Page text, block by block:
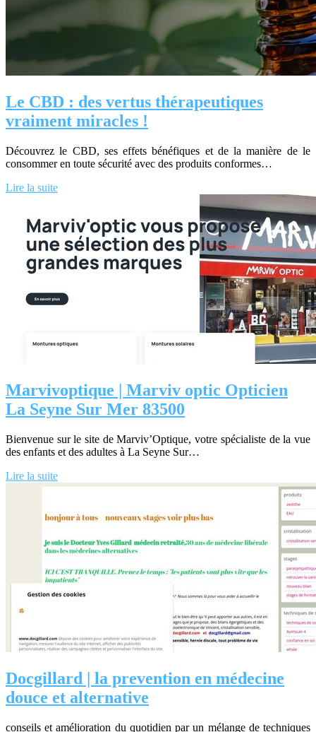
Le CBD : des vertus thérapeutiques
vraiment miracles !
Découvrez le CBD, ses effets bénéfiques et de la manière de le
consommer en toute sécurité avec des produits conformes…
Lire la suite
Mar­vivop­ti­que | Marviv optic Opticien
La Seyne Sur Mer 83500
Bienvenue sur le site de Marviv’Optique, votre spécialiste de la vue
des enfants et des adultes à La Seyne Sur…
Lire la suite
Docgillard | la prevention en médecine
douce et alternative
conseils et amélioration du quotidien par un mélange de techniques